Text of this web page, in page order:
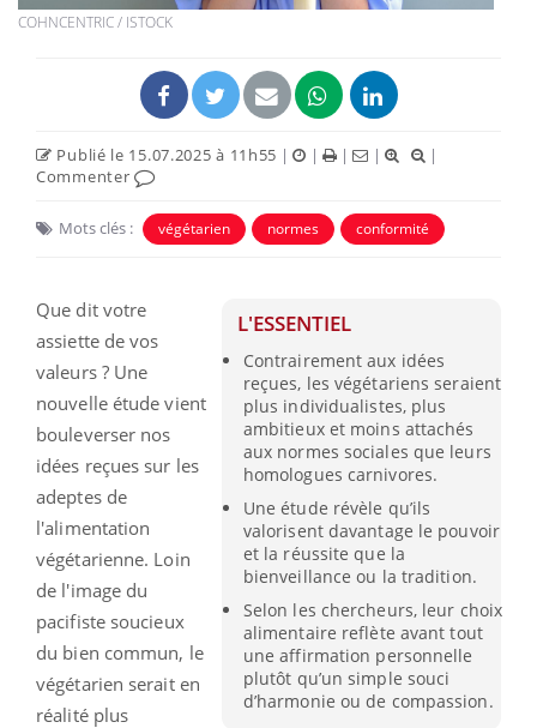
COHNCENTRIC / ISTOCK
Publié le 15.07.2025 à 11h55 | | | |
|
Commenter
Mots clés : végétarien normes conformité
L'ESSENTIEL
Contrairement aux idées
reçues, les végétariens seraient
plus individualistes, plus
ambitieux et moins attachés
aux normes sociales que leurs
homologues carnivores.
Une étude révèle qu’ils
valorisent davantage le pouvoir
et la réussite que la
bienveillance ou la tradition.
Selon les chercheurs, leur choix
alimentaire reflète avant tout
une affirmation personnelle
plutôt qu’un simple souci
d’harmonie ou de compassion.
Que dit votre
assiette de vos
valeurs ? Une
nouvelle étude vient
bouleverser nos
idées reçues sur les
adeptes de
l'alimentation
végétarienne. Loin
de l'image du
pacifiste soucieux
du bien commun, le
végétarien serait en
réalité plus